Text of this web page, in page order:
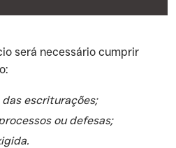
será necessário cumprir
escriturações;
ou defesas;